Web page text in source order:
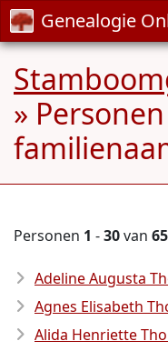
Genealogie
»
Personen 1 -30van 65
Adeline Augusta
Agnes Elisabeth
Alida Henriette